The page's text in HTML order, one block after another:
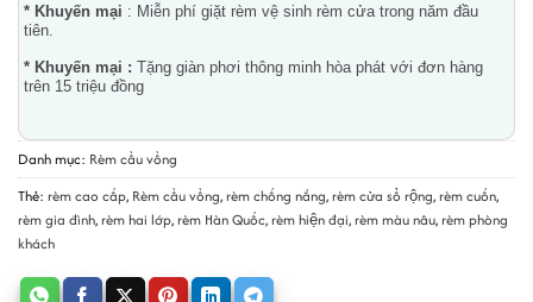
* Khuyến mại : Miễn phí giặt rèm vệ sinh rèm cửa trong năm đầu
tiên.
* Khuyến mại : Tặng giàn phơi thông minh hòa phát với đơn hàng
trên 15 triệu đồng
Danh mục: Rèm cầu vồng
Thẻ: rèm cao cấp, Rèm cầu vồng,rèm chống nắng,rèm cửa sổ rộng,rèm cuốn,
rèm gia đình,rèm hai lớp,rèm Hàn Quốc,rèm hiện đại,rèm màu nâu,rèm phòng
khách